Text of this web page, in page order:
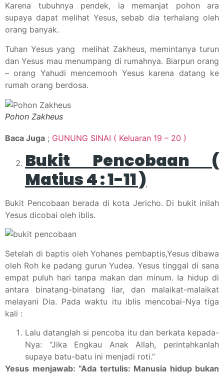
Karena tubuhnya pendek, ia memanjat pohon ara
supaya dapat melihat Yesus, sebab dia terhalang oleh
orang banyak.
Tuhan Yesus yang melihat Zakheus, memintanya turun
dan Yesus mau menumpang di rumahnya. Biarpun orang
– orang Yahudi mencemooh Yesus karena datang ke
rumah orang berdosa.
Pohon Zakheus
Baca Juga ; GUNUNG SINAI ( Keluaran 19 – 20 )
Bukit Pencobaan (
Matius 4 : 1-11 )
Bukit Pencobaan berada di kota Jericho. Di bukit inilah
Yesus dicobai oleh iblis.
Setelah di baptis oleh Yohanes pembaptis,Yesus dibawa
oleh Roh ke padang gurun Yudea. Yesus tinggal di sana
empat puluh hari tanpa makan dan minum. Ia hidup di
antara binatang-binatang liar, dan malaikat-malaikat
melayani Dia. Pada waktu itu iblis mencobai-Nya tiga
kali :
Lalu datanglah si pencoba itu dan berkata kepada-
Nya: “Jika Engkau Anak Allah, perintahkanlah
supaya batu-batu ini menjadi roti.”
Yesus menjawab: “Ada tertulis: Manusia hidup bukan